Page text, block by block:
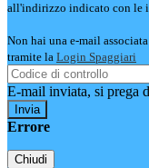
all'indirizzo indicato con le
Non hai una e-mail
tramite la Login Spaggiari
E-mail inviata, si prega
Errore
Chiudi